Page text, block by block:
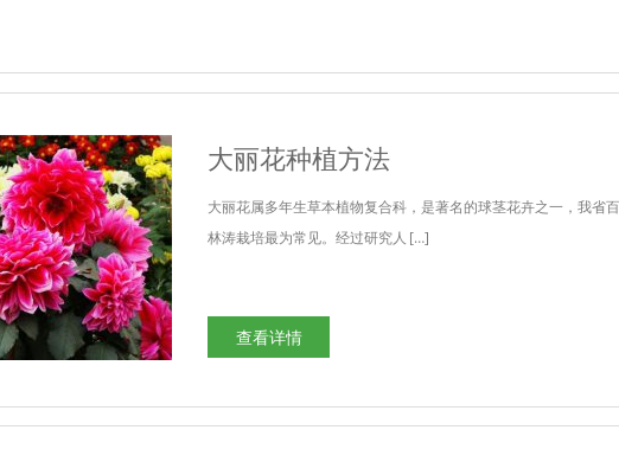
大丽花种植方法
大丽花属多年生草本植物复合科，是著名的球茎花卉之一，我省
林涛栽培最为常见。经过研究人 […]
查看详情